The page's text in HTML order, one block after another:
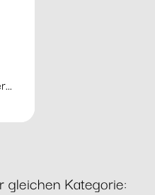
Kategorie: